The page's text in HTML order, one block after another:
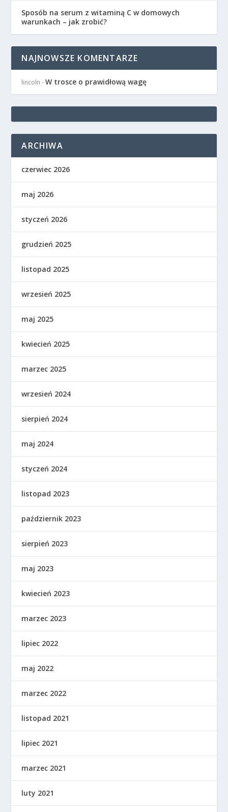
Sposób na serum z witaminą C w domowych
warunkach – jak zrobić?
NAJNOWSZE KOMENTARZE
lincoln -W trosce o prawidłową wagę
ARCHIWA
czerwiec 2026
maj 2026
styczeń 2026
grudzień 2025
listopad 2025
wrzesień 2025
maj 2025
kwiecień 2025
marzec 2025
wrzesień 2024
sierpień 2024
maj 2024
styczeń 2024
listopad 2023
październik 2023
sierpień 2023
maj 2023
kwiecień 2023
marzec 2023
lipiec 2022
maj 2022
marzec 2022
listopad 2021
lipiec 2021
marzec 2021
luty 2021